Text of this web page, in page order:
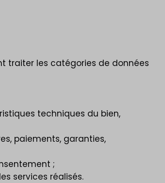
traiter les catégories de données
techniques du bien,
paiements, garanties,
;
services réalisés.